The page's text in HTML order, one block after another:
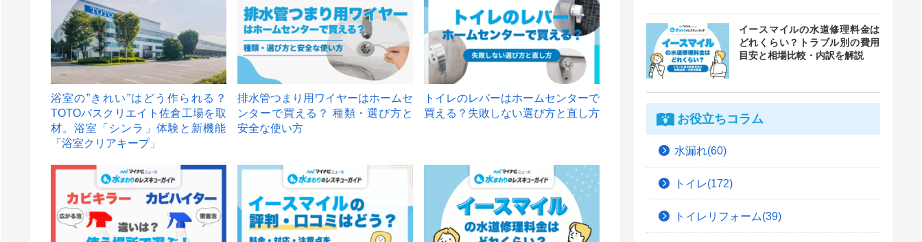
浴室の”きれい”はどう作られる？
TOTOバスクリエイト佐倉工場を取
材。浴室「シンラ」体験と新機能
「浴室クリアキープ」
排水管つまり用ワイヤーはホームセ
ンターで買える？ 種類・選び方と
安全な使い方
トイレのレバーはホームセンターで
買える？失敗しない選び方と直し方
イースマイルの水道修理料金は
どれくらい？トラブル別の費用
目安と相場比較・内訳を解説
お役立ちコラム
水漏れ(60)
トイレ(172)
トイレリフォーム(39)